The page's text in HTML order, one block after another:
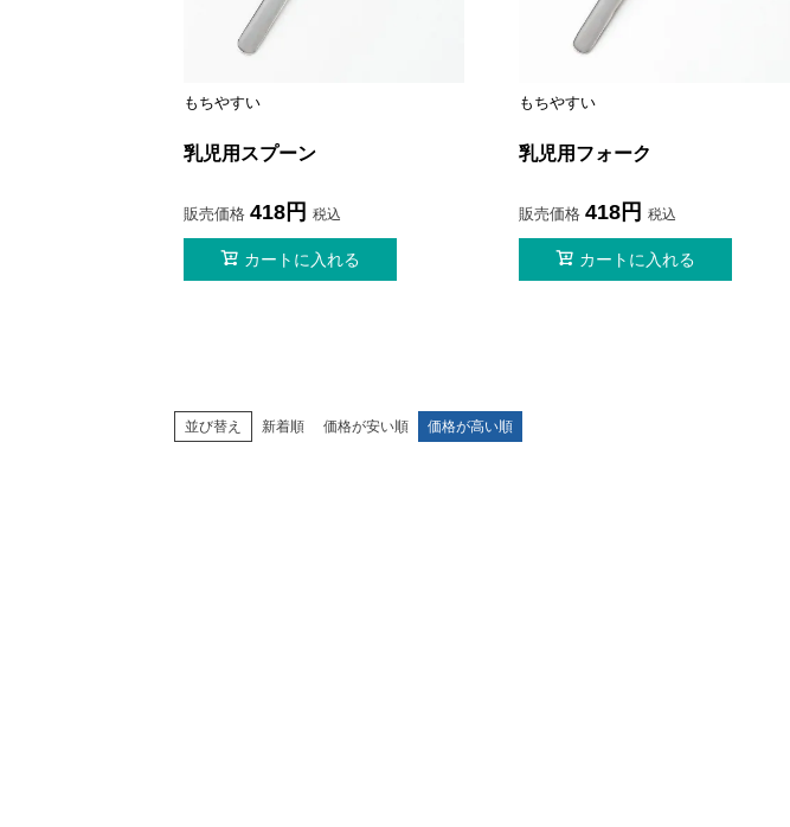
もちやすい
乳児用スプーン
販売価格 418 税込
カートに入れる
もちやすい
乳児用フォーク
販売価格 418 税込
カートに入れる
並び替え 新着順 価格が安い順 価格が高い順